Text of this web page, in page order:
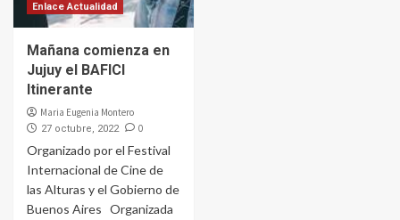
Enlace Actualidad
Mañana comienza en
Jujuy el BAFICI
Itinerante
Maria Eugenia Montero
27 octubre, 2022 0
Organizado por el Festival
Internacional de Cine de
las Alturas y el Gobierno de
Buenos Aires Organizada